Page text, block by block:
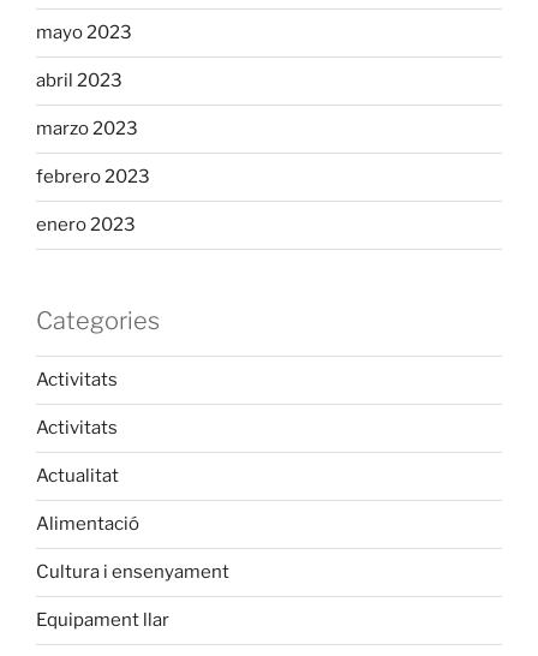
mayo 2023
abril 2023
marzo 2023
febrero 2023
enero 2023
Categories
Activitats
Activitats
Actualitat
Alimentació
Cultura i ensenyament
Equipament llar